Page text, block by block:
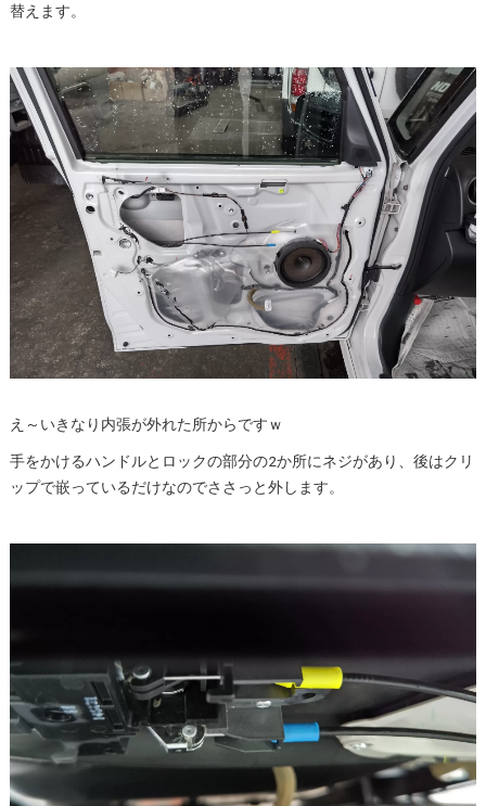
替えます。
え～いきなり内張が外れた所からですｗ
手をかけるハンドルとロックの部分の2か所にネジがあり、後はクリ
ップで嵌っているだけなのでささっと外します。